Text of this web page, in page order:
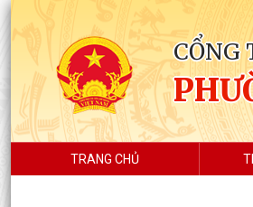
CỔNG
TRANG CHỦ